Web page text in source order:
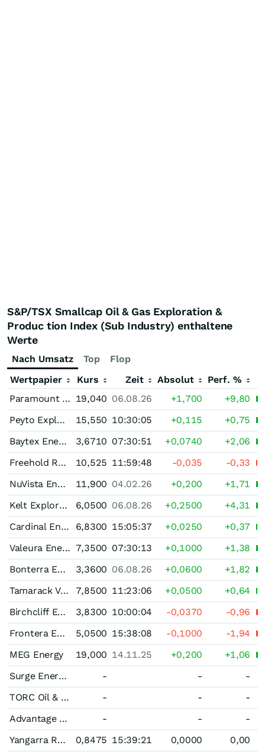
S&P/TSX Smallcap Oil & Gas Exploration &
Produc tion Index (Sub Industry) enthaltene
Werte
Nach Umsatz Top
Flop
Wertpapier
Kurs Zeit Absolut
Perf. %
Paramount Resources (A) 19,040 06.08.26 +1,700
+9,80
Peyto Exploration & Development
15,550 10:30:05 +0,115
+0,75
Baytex Energy
3,6710 07:30:51 +0,0740
+2,06
Freehold Royalties
10,525 11:59:48 -0,035
-0,33
NuVista Energy
11,900 04.02.26 +0,200
+1,71
Kelt Exploration
6,0500 06.08.26 +0,2500
+4,31
Cardinal Energy
6,8300 15:05:37 +0,0250
+0,37
Valeura Energy 7,3500 07:30:13 +0,1000
+1,38
Bonterra Energy
3,3600 06.08.26 +0,0600
+1,82
Tamarack Valley Energy
7,8500 11:23:06 +0,0500
+0,64
Birchcliff Energy
3,8300 10:00:04 -0,0370
-0,96
Frontera Energy Corporation
5,0500 15:38:08 -0,1000
-1,94
MEG Energy
19,000 14.11.25 +0,200
+1,06
Surge Energy Registered (Old)
- -
-
TORC Oil & Gas
- -
-
Advantage Energy
- -
-
Yangarra Resources
0,8475 15:39:21 0,0000
0,00